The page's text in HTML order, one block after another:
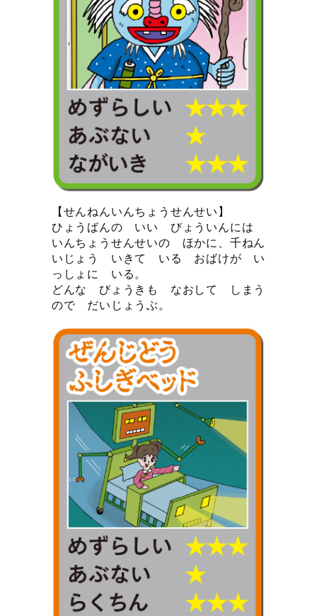
【せんねんいんちょうせんせい】
ひょうばんの いい びょういんには
いんちょうせんせいの ほかに、千ねん
いじょう いきて いる おばけが い
っしょに いる。
どんな びょうきも なおして しまう
ので だいじょうぶ。